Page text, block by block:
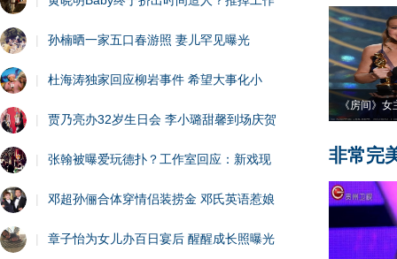
| 孙楠晒一家五口春游照 妻儿罕见曝光
| 杜海涛独家回应柳岩事件 希望大事化小
| 贾乃亮办32岁生日会 李小璐甜馨到场庆贺
| 张翰被曝爱玩德扑？工作室回应：新戏现
| 邓超孙俪合体穿情侣装捞金 邓氏英语惹娘
| 章子怡为女儿办百日宴后 醒醒成长照曝光
《房间》
非常完